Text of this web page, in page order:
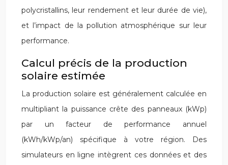
polycristallins, leur rendement et leur durée de vie),
et l’impact de la pollution atmosphérique sur leur
performance.
Calcul précis de la production
solaire estimée
La production solaire est généralement calculée en
multipliant la puissance crête des panneaux (kWp)
par un facteur de performance annuel
(kWh/kWp/an) spécifique à votre région. Des
simulateurs en ligne intègrent ces données et des